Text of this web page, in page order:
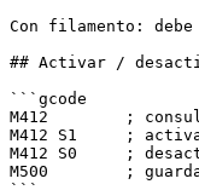
Con filamento: debe
## Activar /
```gcode
M412        ;
M412 S1     ;
M412 S0     ;
M500        ; guardar